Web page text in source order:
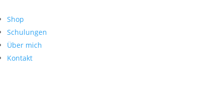
Shop
Schulungen
Über mich
Kontakt
nach:
Archive
Kontakt
Impressum
Datenschutz